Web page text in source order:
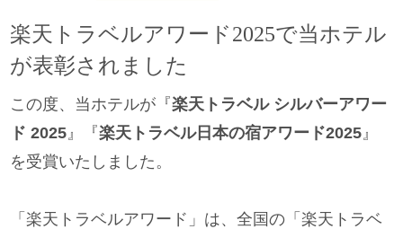
楽天トラベルアワード2025で当ホテル
が表彰されました
この度、当ホテルが『楽天トラベル シルバーアワー
ド 2025 』『楽天トラベル日本の宿アワード2025 』
を受賞いたしました。
「楽天トラベルアワード」は、全国の「楽天トラベ